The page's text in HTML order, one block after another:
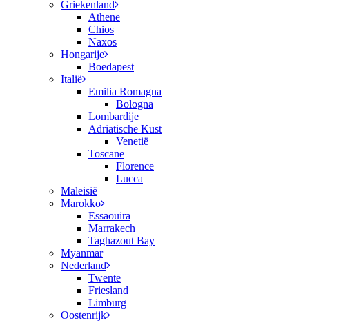
Griekenland
Athene
Chios
Naxos
Hongarije
Boedapest
Italië
Emilia Romagna
Bologna
Lombardije
Adriatische Kust
Venetië
Toscane
Florence
Lucca
Maleisië
Marokko
Essaouira
Marrakech
Taghazout Bay
Myanmar
Nederland
Twente
Friesland
Limburg
Oostenrijk